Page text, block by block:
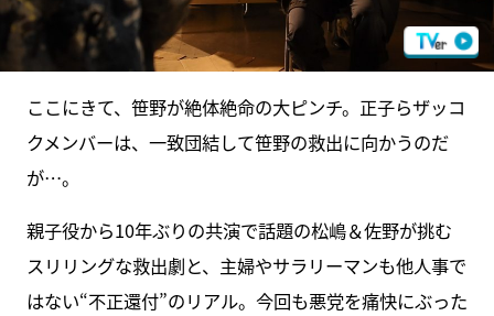
ここにきて、笹野が絶体絶命の大ピンチ。正子らザッコ
クメンバーは、一致団結して笹野の救出に向かうのだ
が…。
親子役から10年ぶりの共演で話題の松嶋＆佐野が挑む
スリリングな救出劇と、主婦やサラリーマンも他人事で
はない“不正還付”のリアル。今回も悪党を痛快にぶった